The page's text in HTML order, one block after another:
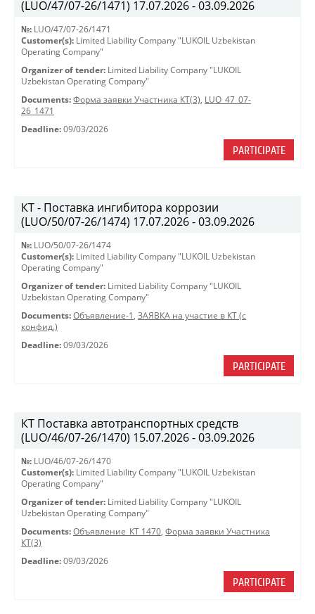
(LUO/47/07-26/1471) 17.07.2026 - 03.09.2026
№: LUO/47/07-26/1471
Customer(s): Limited Liability Company "LUKOIL Uzbekistan
Operating Company"
Organizer of tender: Limited Liability Company "LUKOIL
Uzbekistan Operating Company"
Documents: Форма заявки Участника КТ(3), LUO_47_07-
26_1471
Deadline: 09/03/2026
PARTICIPATE
КТ - Поставка ингибитора коррозии
(LUO/50/07-26/1474) 17.07.2026 - 03.09.2026
№: LUO/50/07-26/1474
Customer(s): Limited Liability Company "LUKOIL Uzbekistan
Operating Company"
Organizer of tender: Limited Liability Company "LUKOIL
Uzbekistan Operating Company"
Documents: Объявление-1 , ЗАЯВКА на участие в КТ (с
конфид.)
Deadline: 09/03/2026
PARTICIPATE
КТ Поставка автотранспортных средств
(LUO/46/07-26/1470) 15.07.2026 - 03.09.2026
№: LUO/46/07-26/1470
Customer(s): Limited Liability Company "LUKOIL Uzbekistan
Operating Company"
Organizer of tender: Limited Liability Company "LUKOIL
Uzbekistan Operating Company"
Documents: Объявление_КТ 1470, Форма заявки Участника
КТ(3)
Deadline: 09/03/2026
PARTICIPATE